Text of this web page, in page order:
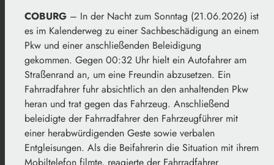
COBURG – In der Nacht zum Sonntag (21.06.2026) ist
es im Kalenderweg zu einer Sachbeschädigung an einem
Pkw und einer anschließenden Beleidigung
gekommen. Gegen 00:32 Uhr hielt ein Autofahrer am
Straßenrand an, um eine Freundin abzusetzen. Ein
Fahrradfahrer fuhr absichtlich an den anhaltenden Pkw
heran und trat gegen das Fahrzeug. Anschließend
beleidigte der Fahrradfahrer den Fahrzeugführer mit
einer herabwürdigenden Geste sowie verbalen
Entgleisungen. Als die Beifahrerin die Situation mit ihrem